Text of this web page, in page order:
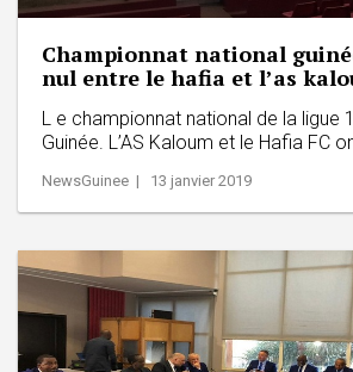
Championnat national
nul entre le hafia et l’as
L e championnat national de la ligue
Guinée. L’AS Kaloum et le Hafia FC
NewsGuinee | 13 janvier 2019